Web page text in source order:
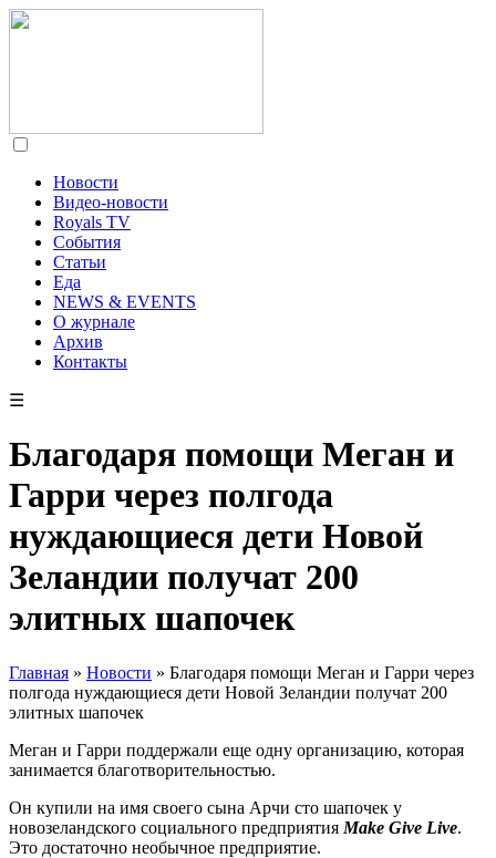
Новости
Видео-новости
Royals TV
События
Статьи
Еда
NEWS & EVENTS
О журнале
Архив
Контакты
☰
Благодаря помощи Меган и
Гарри через полгода
нуждающиеся дети Новой
Зеландии получат 200
элитных шапочек
Главная » Новости » Благодаря помощи Меган и Гарри через
полгода нуждающиеся дети Новой Зеландии получат 200
элитных шапочек
Меган и Гарри поддержали еще одну организацию, которая
занимается благотворительностью.
Он купили на имя своего сына Арчи сто шапочек у
новозеландского социального предприятия Make Give Live.
Это достаточно необычное предприятие.